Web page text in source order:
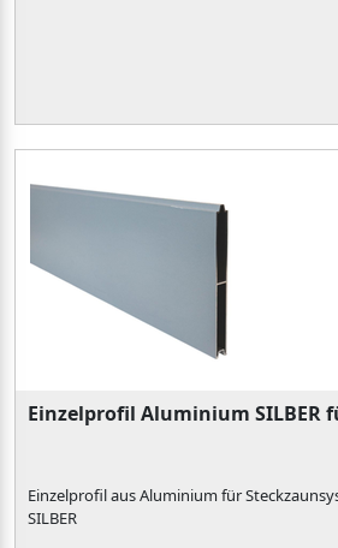
Einzelprofil Aluminium SILBER
Einzelprofil aus Aluminium für
SILBER